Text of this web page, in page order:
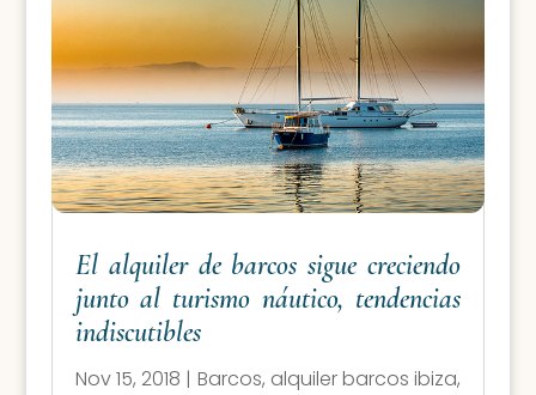
El alquiler de barcos sigue creciendo
junto al turismo náutico, tendencias
indiscutibles
Nov 15, 2018 | Barcos, alquiler barcos ibiza,